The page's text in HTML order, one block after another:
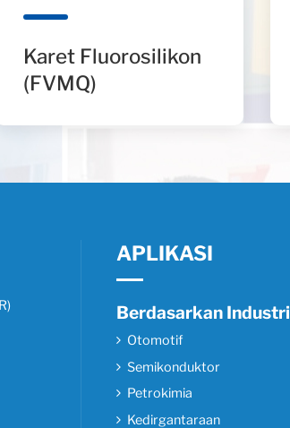
Karet Fluorosilikon
(FVMQ)
APLIKASI
Berdasarkan Industri
Otomotif
Semikonduktor
Petrokimia
Kedirgantaraan